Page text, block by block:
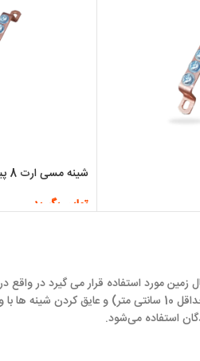
شینه مسی ارت 8 پیچ
تماس بگیرید
استفاده قرار می گیرد در واقع
سیم های نول و فاز تا دستگاه های الکترونیکی کشیده می
استفاده می‌شود.